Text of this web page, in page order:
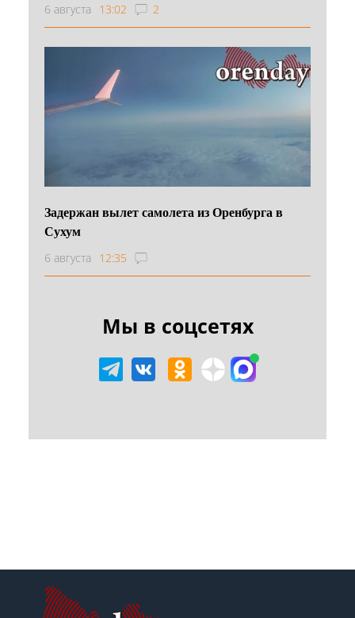
6 августа 13:02 2
Задержан вылет самолета из Оренбурга в
Сухум
6 августа 12:35
Мы в соцсетях